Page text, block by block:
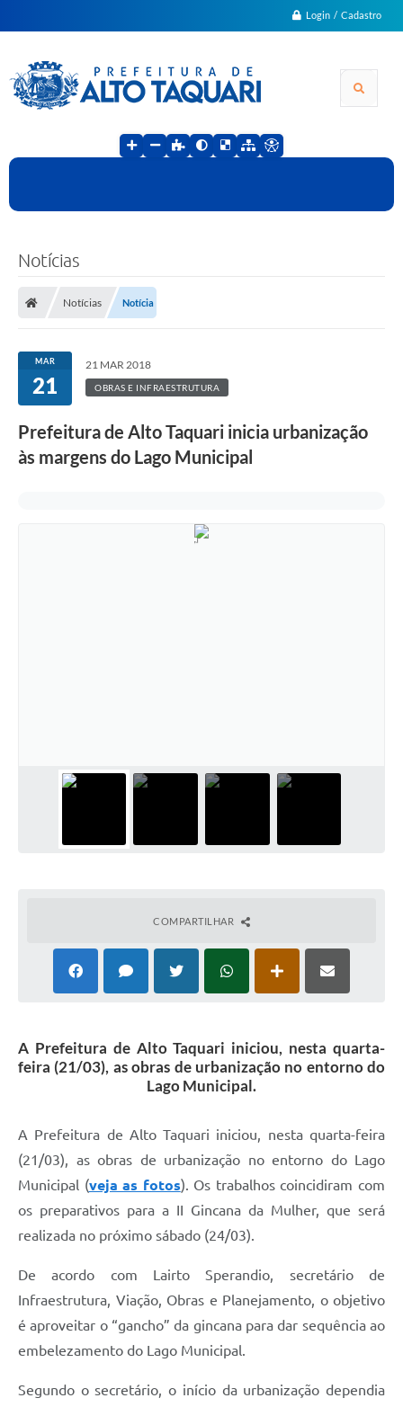
Login / Cadastro
Notícias
Notícias Notícia
MAR
21
21 MAR 2018
OBRAS E INFRAESTRUTURA
Prefeitura de Alto Taquari inicia urbanização
às margens do Lago Municipal
COMPARTILHAR
A Prefeitura de Alto Taquari iniciou, nesta quarta-
feira (21/03), as obras de urbanização no entorno do
Lago Municipal.
A Prefeitura de Alto Taquari iniciou, nesta quarta-feira
(21/03), as obras de urbanização no entorno do Lago
Municipal (veja as fotos). Os trabalhos coincidiram com
os preparativos para a II Gincana da Mulher, que será
realizada no próximo sábado (24/03).
De acordo com Lairto Sperandio, secretário de
Infraestrutura, Viação, Obras e Planejamento, o objetivo
é aproveitar o “gancho” da gincana para dar sequência ao
embelezamento do Lago Municipal.
Segundo o secretário, o início da urbanização dependia